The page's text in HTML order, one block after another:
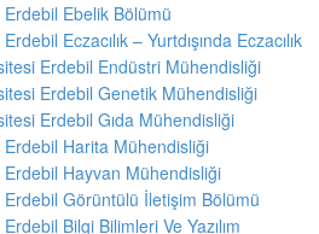
Ebelik Bölümü
Eczacılık – Yurtdışında Eczacılık
Erdebil Endüstri Mühendisliği
Erdebil Genetik Mühendisliği
Erdebil Gıda Mühendisliği
Harita Mühendisliği
Hayvan Mühendisliği
Görüntülü İletişim Bölümü
Bilgi Bilimleri Ve Yazılım